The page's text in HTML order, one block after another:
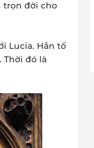
trọn đời cho
Lucia. Hắn tố
đó là